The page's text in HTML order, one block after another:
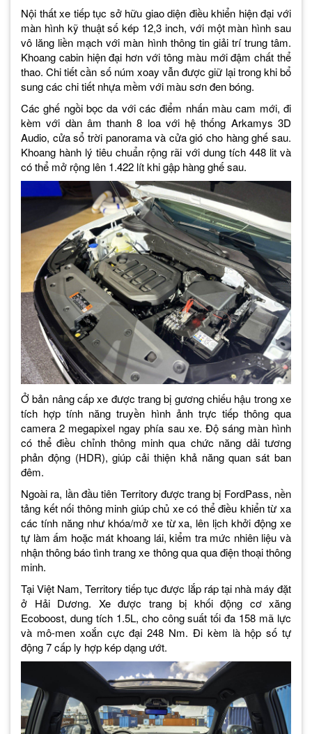
Nội thất xe tiếp tục sở hữu giao diện điều khiển hiện đại với
màn hình kỹ thuật số kép 12,3 inch, với một màn hình sau
vô lăng liền mạch với màn hình thông tin giải trí trung tâm.
Khoang cabin hiện đại hơn với tông màu mới đậm chất thể
thao. Chi tiết cần số núm xoay vẫn được giữ lại trong khi bổ
sung các chi tiết nhựa mềm với màu sơn đen bóng.
Các ghế ngồi bọc da với các điểm nhấn màu cam mới, đi
kèm với dàn âm thanh 8 loa với hệ thống Arkamys 3D
Audio, cửa sổ trời panorama và cửa gió cho hàng ghế sau.
Khoang hành lý tiêu chuẩn rộng rãi với dung tích 448 lit và
có thể mở rộng lên 1.422 lít khi gập hàng ghế sau.
Ở bản nâng cấp xe được trang bị gương chiếu hậu trong xe
tích hợp tính năng truyền hình ảnh trực tiếp thông qua
camera 2 megapixel ngay phía sau xe. Độ sáng màn hình
có thể điều chỉnh thông minh qua chức năng dải tương
phản động (HDR), giúp cải thiện khả năng quan sát ban
đêm.
Ngoài ra, lần đầu tiên Territory được trang bị FordPass, nền
tảng kết nối thông minh giúp chủ xe có thể điều khiển từ xa
các tính năng như khóa/mở xe từ xa, lên lịch khởi động xe
tự làm ấm hoặc mát khoang lái, kiểm tra mức nhiên liệu và
nhận thông báo tình trang xe thông qua qua điện thoại thông
minh.
Tại Việt Nam, Territory tiếp tục được lắp ráp tại nhà máy đặt
ở Hải Dương. Xe được trang bị khối động cơ xăng
Ecoboost, dung tích 1.5L, cho công suất tối đa 158 mã lực
và mô-men xoắn cực đại 248 Nm. Đi kèm là hộp số tự
động 7 cấp ly hợp kép dạng ướt.